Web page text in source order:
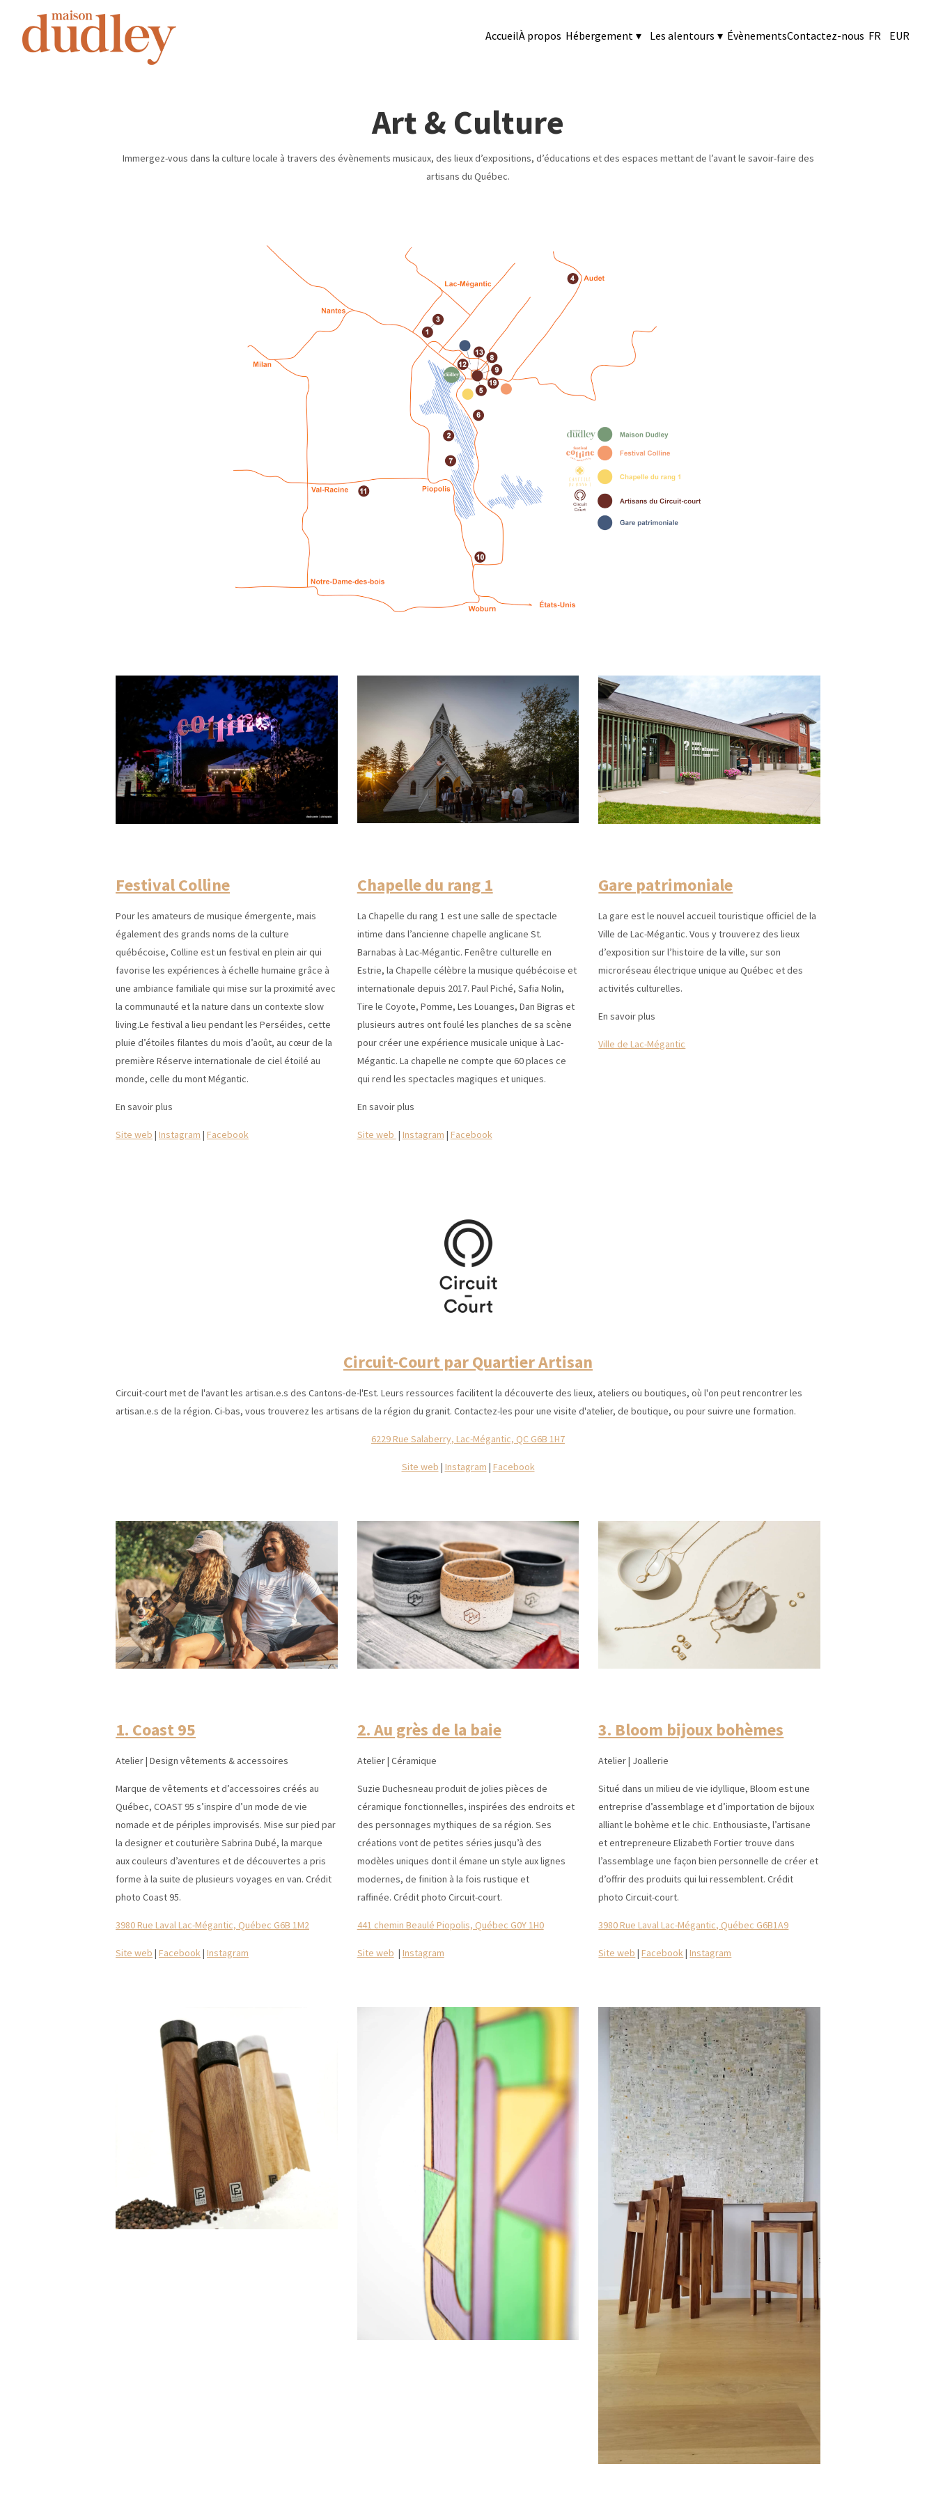
AccueilÀ propos Hébergement ▾ Les alentours ▾ ÉvènementsContactez-nous FR EUR
Art & Culture
Immergez-vous dans la culture locale à travers des évènements musicaux, des lieux d’expositions, d’éducations et des espaces mettant de l’avant le savoir-faire des
artisans du Québec.
Festival Colline
Pour les amateurs de musique émergente, mais
également des grands noms de la culture
québécoise, Colline est un festival en plein air qui
favorise les expériences à échelle humaine grâce à
une ambiance familiale qui mise sur la proximité avec
la communauté et la nature dans un contexte slow
living.​Le festival a lieu pendant les Perséides, cette
pluie d’étoiles filantes du mois d’août, au cœur de la
première Réserve internationale de ciel étoilé au
monde, celle du mont Mégantic.
En savoir plus
Site web | Instagram | Facebook
Chapelle du rang 1
La Chapelle du rang 1 est une salle de spectacle
intime dans l’ancienne chapelle anglicane St.
Barnabas à Lac-Mégantic. Fenêtre culturelle en
Estrie, la Chapelle célèbre la musique québécoise et
internationale depuis 2017. Paul Piché, Safia Nolin,
Tire le Coyote, Pomme, Les Louanges, Dan Bigras et
plusieurs autres ont foulé les planches de sa scène
pour créer une expérience musicale unique à Lac-
Mégantic. La chapelle ne compte que 60 places ce
qui rend les spectacles magiques et uniques.
En savoir plus
Site web | Instagram | Facebook
Gare patrimoniale
La gare est le nouvel accueil touristique officiel de la
Ville de Lac-Mégantic. Vous y trouverez des lieux
d’exposition sur l’histoire de la ville, sur son
microréseau électrique unique au Québec et des
activités culturelles.
En savoir plus
Ville de Lac-Mégantic
Circuit-Court par Quartier Artisan
Circuit-court met de l'avant les artisan.e.s des Cantons-de-l'Est. Leurs ressources facilitent la découverte des lieux, ateliers ou boutiques, où l'on peut rencontrer les
artisan.e.s de la région. Ci-bas, vous trouverez les artisans de la région du granit. Contactez-les pour une visite d'atelier, de boutique, ou pour suivre une formation.
6229 Rue Salaberry, Lac-Mégantic, QC G6B 1H7
Site web | Instagram | Facebook
1. Coast 95
Atelier | Design vêtements & accessoires
Marque de vêtements et d’accessoires créés au
Québec, COAST 95 s’inspire d’un mode de vie
nomade et de périples improvisés. Mise sur pied par
la designer et couturière Sabrina Dubé, la marque
aux couleurs d’aventures et de découvertes a pris
forme à la suite de plusieurs voyages en van. Crédit
photo Coast 95.
3980 Rue Laval Lac-Mégantic, Québec G6B 1M2
Site web | Facebook| Instagram
2. Au grès de la baie
Atelier | Céramique
Suzie Duchesneau produit de jolies pièces de
céramique fonctionnelles, inspirées des endroits et
des personnages mythiques de sa région. Ses
créations vont de petites séries jusqu’à des
modèles uniques dont il émane un style aux lignes
modernes, de finition à la fois rustique et
raffinée. Crédit photo Circuit-court.
441 chemin Beaulé Piopolis, Québec G0Y 1H0
Site web | Instagram
3. Bloom bijoux bohèmes
Atelier | Joallerie
Situé dans un milieu de vie idyllique, Bloom est une
entreprise d’assemblage et d’importation de bijoux
alliant le bohème et le chic. Enthousiaste, l’artisane
et entrepreneure Elizabeth Fortier trouve dans
l’assemblage une façon bien personnelle de créer et
d’offrir des produits qui lui ressemblent. Crédit
photo Circuit-court.
3980 Rue Laval Lac-Mégantic, Québec G6B1A9
Site web |Facebook|Instagram